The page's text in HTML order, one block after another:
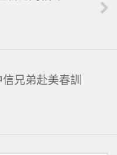
兄弟赴美春訓